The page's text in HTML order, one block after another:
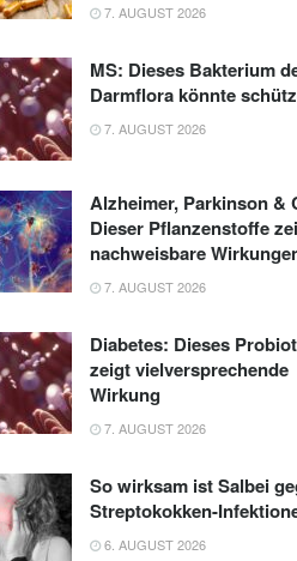
7. AUGUST 2026
MS: Dieses Bakterium
Darmflora könnte
7. AUGUST 2026
Alzheimer, Parkinson &
Dieser Pflanzenstoffe
nachweisbare
7. AUGUST 2026
Diabetes: Dieses
zeigt vielversprechende
Wirkung
7. AUGUST 2026
So wirksam ist Salbei
Streptokokken-
6. AUGUST 2026